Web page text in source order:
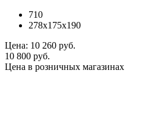
710
278x175x190
Цена: 10 260 руб.
10 800 руб.
Цена в розничных магазинах